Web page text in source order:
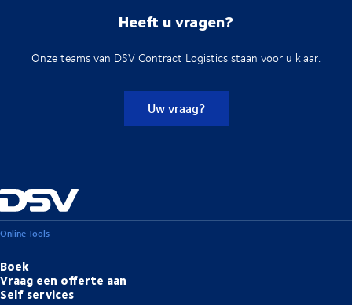
Heeft u vragen?
Onze teams van DSV Contract Logistics staan voor u klaar.
Uw vraag?
Online Tools
Boek
Vraag een offerte aan
Self services